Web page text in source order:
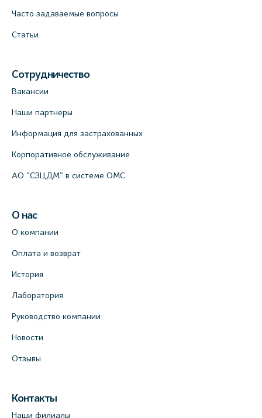
Часто задаваемые вопросы
Статьи
Сотрудничество
Вакансии
Наши партнеры
Информация для застрахованных
Корпоративное обслуживание
АО "СЗЦДМ" в системе ОМС
О нас
О компании
Оплата и возврат
История
Лаборатория
Руководство компании
Новости
Отзывы
Контакты
Наши филиалы